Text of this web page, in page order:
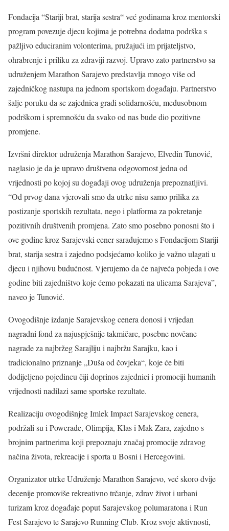
Fondacija “Stariji brat, starija sestra“ već godinama kroz mentorski
program povezuje djecu kojima je potrebna dodatna podrška s
pažljivo educiranim volonterima, pružajući im prijateljstvo,
ohrabrenje i priliku za zdraviji razvoj. Upravo zato partnerstvo sa
udruženjem Marathon Sarajevo predstavlja mnogo više od
zajedničkog nastupa na jednom sportskom događaju. Partnerstvo
šalje poruku da se zajednica gradi solidarnošću, međusobnom
podrškom i spremnošću da svako od nas bude dio pozitivne
promjene.
Izvršni direktor udruženja Marathon Sarajevo, Elvedin Tunović,
naglasio je da je upravo društvena odgovornost jedna od
vrijednosti po kojoj su događaji ovog udruženja prepoznatljivi.
“Od prvog dana vjerovali smo da utrke nisu samo prilika za
postizanje sportskih rezultata, nego i platforma za pokretanje
pozitivnih društvenih promjena. Zato smo posebno ponosni što i
ove godine kroz Sarajevski cener sarađujemo s Fondacijom Stariji
brat, starija sestra i zajedno podsjećamo koliko je važno ulagati u
djecu i njihovu budućnost. Vjerujemo da će najveća pobjeda i ove
godine biti zajedništvo koje ćemo pokazati na ulicama Sarajeva”,
naveo je Tunović.
Ovogodišnje izdanje Sarajevskog cenera donosi i vrijedan
nagradni fond za najuspješnije takmičare, posebne novčane
nagrade za najbržeg Sarajliju i najbržu Sarajku, kao i
tradicionalno priznanje „Duša od čovjeka“, koje će biti
dodijeljeno pojedincu čiji doprinos zajednici i promociji humanih
vrijednosti nadilazi same sportske rezultate.
Realizaciju ovogodišnjeg Imlek Impact Sarajevskog cenera,
podržali su i Powerade, Olimpija, Klas i Mak Zara, zajedno s
brojnim partnerima koji prepoznaju značaj promocije zdravog
načina života, rekreacije i sporta u Bosni i Hercegovini.
Organizator utrke Udruženje Marathon Sarajevo, već skoro dvije
decenije promoviše rekreativno trčanje, zdrav život i urbani
turizam kroz događaje poput Sarajevskog polumaratona i Run
Fest Sarajevo te Sarajevo Running Club. Kroz svoje aktivnosti,